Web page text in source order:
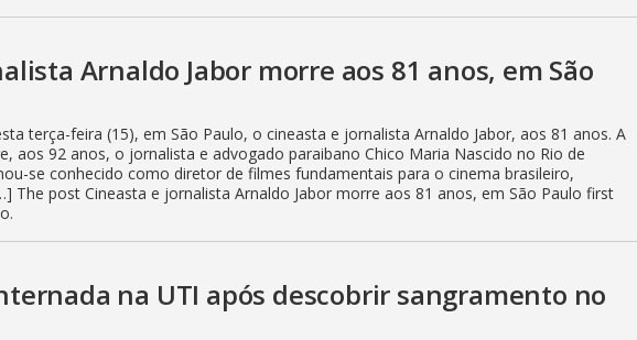
Arnaldo Jabor morre aos 81 anos, em São
terça-feira (15), em São Paulo, o cineasta e jornalista Arnaldo Jabor, aos 81 anos. A
aos 92 anos, o jornalista e advogado paraibano Chico Maria Nascido no Rio de
se conhecido como diretor de filmes fundamentais para o cinema brasileiro,
The post Cineasta e jornalista Arnaldo Jabor morre aos 81 anos, em São Paulo first
na UTI após descobrir sangramento no